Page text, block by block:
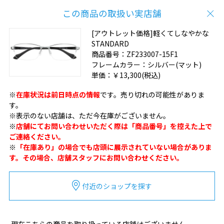
この商品の取扱い実店舗
[アウトレット価格]軽くてしなやかな
STANDARD
商品番号： ZF233007-15F1
フレームカラー： シルバー(マット)
単価： ￥13,300(税込)
※在庫状況は前日時点の情報です。売り切れの可能性がありま
す。
※表示のない店舗は、ただ今在庫がございません。
※店舗にてお問い合わせいただく際は「商品番号」を控えた上で
ご連絡ください。
※ 「在庫あり」の場合でも店頭に展示されていない場合がありま
す。その場合、店舗スタッフにお問い合わせください。
付近のショップを探す